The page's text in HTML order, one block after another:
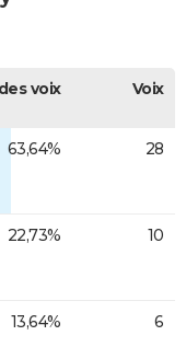
voix Voix
63,64% 28
22,73% 10
13,64% 6